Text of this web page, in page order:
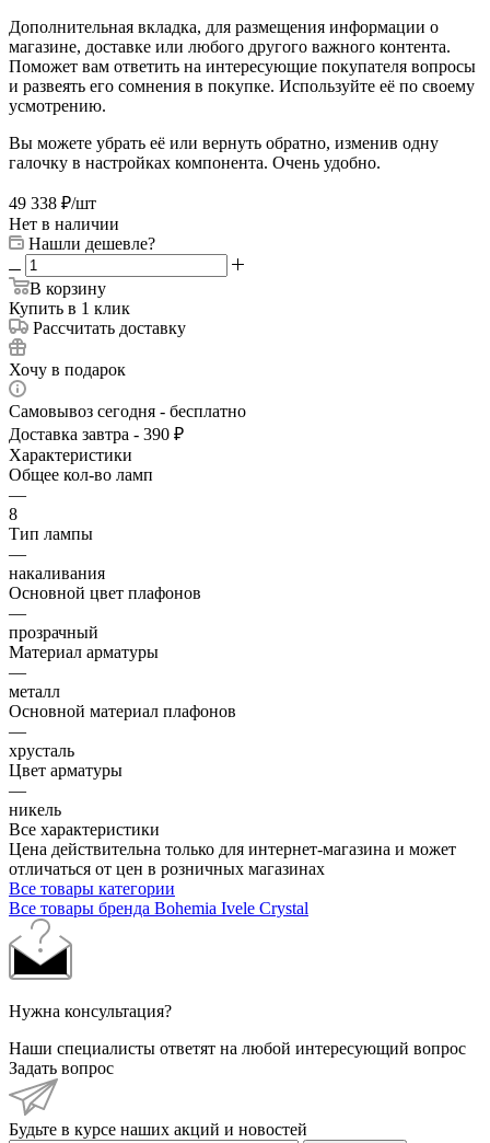
Дополнительная вкладка, для размещения информации о
магазине, доставке или любого другого важного контента.
Поможет вам ответить на интересующие покупателя вопросы
и развеять его сомнения в покупке. Используйте её по своему
усмотрению.
Вы можете убрать её или вернуть обратно, изменив одну
галочку в настройках компонента. Очень удобно.
49 338 ₽/шт
Нет в наличии
Нашли дешевле?
В корзину
Купить в 1 клик
Рассчитать доставку
Хочу в подарок
Самовывоз сегодня - бесплатно
Доставка завтра - 390 ₽
Характеристики
Общее кол-во ламп
—
8
Тип лампы
—
накаливания
Основной цвет плафонов
—
прозрачный
Материал арматуры
—
металл
Основной материал плафонов
—
хрусталь
Цвет арматуры
—
никель
Все характеристики
Цена действительна только для интернет-магазина и может
отличаться от цен в розничных магазинах
Все товары категории
Все товары бренда Bohemia Ivele Crystal
Нужна консультация?
Наши специалисты ответят на любой интересующий вопрос
Задать вопрос
Будьте в курсе наших акций и новостей